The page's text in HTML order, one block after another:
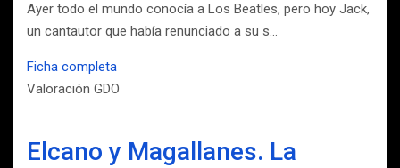
Ayer todo el mundo conocía a Los Beatles, pero hoy Jack,
un cantautor que había renunciado a su s…
Ficha completa
Valoración GDO
Elcano y Magallanes. La